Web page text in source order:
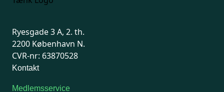
Ryesgade 3 A, 2. th.
2200 København N.
CVR-nr: 63870528
Kontakt
Medlemsservice